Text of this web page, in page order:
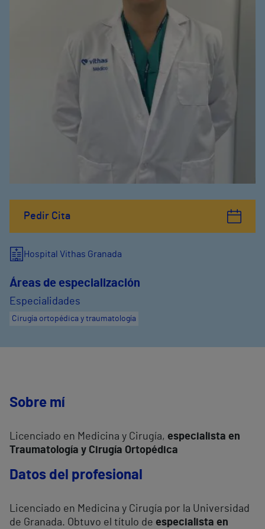
Pedir Cita
Hospital Vithas Granada
Áreas de especialización
Especialidades
Cirugía ortopédica y traumatología
Sobre mí
Licenciado en Medicina y Cirugía, especialista en
Traumatología y Cirugía Ortopédica
Datos del profesional
Licenciado en Medicina y Cirugía por la Universidad
de Granada. Obtuvo el título de especialista en